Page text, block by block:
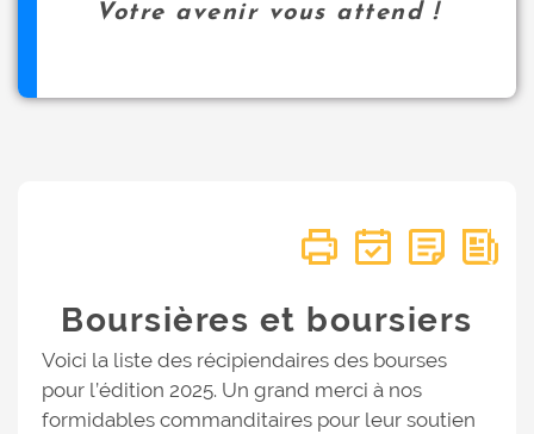
Votre avenir vous attend !
Boursières et boursiers
Voici la liste des récipiendaires des bourses
pour l’édition 2025. Un grand merci à nos
formidables commanditaires pour leur soutien